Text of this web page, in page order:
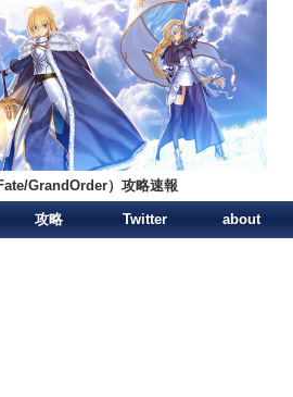
GrandOrder）攻略速報
攻略 Twitter about